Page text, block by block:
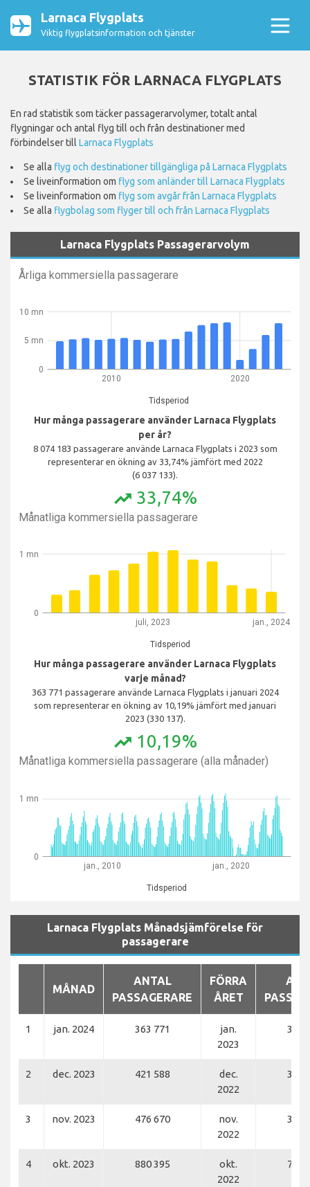
Larnaca Flygplats
Viktig flygplatsinformation och tjänster
STATISTIK FÖR LARNACA FLYGPLATS
En rad statistik som täcker passagerarvolymer, totalt antal
flygningar och antal flyg till och från destinationer med
förbindelser till Larnaca Flygplats
Se alla flyg och destinationer tillgängliga på Larnaca Flygplats
Se liveinformation om flyg som anländer till Larnaca Flygplats
Se liveinformation om flyg som avgår från Larnaca Flygplats
Se alla flygbolag som flyger till och från Larnaca Flygplats
Larnaca Flygplats Passagerarvolym
Årliga kommersiella passagerare
2010 2020
Tidsperiod
0
5 mn
10 mn
Hur många passagerare använder Larnaca Flygplats
per år?
8 074 183 passagerare använde Larnaca Flygplats i 2023 som
representerar en ökning av 33,74% jämfört med 2022
(6 037 133).
trending_up 33,74%
Månatliga kommersiella passagerare
juli, 2023 jan., 2024
Tidsperiod
0
1 mn
Hur många passagerare använder Larnaca Flygplats
varje månad?
363 771 passagerare använde Larnaca Flygplats i januari 2024
som representerar en ökning av 10,19% jämfört med januari
2023 (330 137).
trending_up 10,19%
Månatliga kommersiella passagerare (alla månader)
jan., 2010 jan., 2020
Tidsperiod
0
1 mn
Larnaca Flygplats Månadsjämförelse för
passagerare
MÅNAD
ANTAL
PASSAGERARE
FÖRRA
ÅRET
1 jan. 2024 363 771
jan.
2023
330
2 dec. 2023 421 588
dec.
2022
363
3 nov. 2023 476 670
nov.
2022
390
4 okt. 2023 880 395
okt.
2022
726